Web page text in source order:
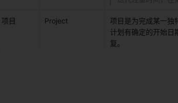
项目 Project
项目是为完成某一独
计划有确定的开始日
复。